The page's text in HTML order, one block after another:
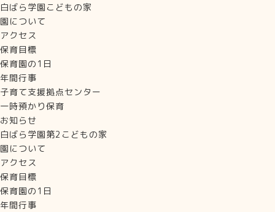
白ばら学園こどもの家
園について
アクセス
保育目標
保育園の1日
年間行事
子育て支援拠点センター
一時預かり保育
お知らせ
白ばら学園第2こどもの家
園について
アクセス
保育目標
保育園の1日
年間行事